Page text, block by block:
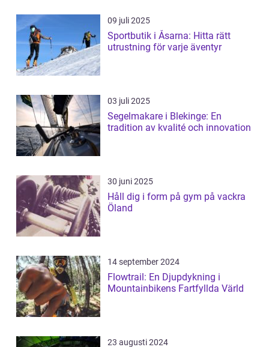
09 juli 2025
Sportbutik i Åsarna: Hitta rätt
utrustning för varje äventyr
03 juli 2025
Segelmakare i Blekinge: En
tradition av kvalité och innovation
30 juni 2025
Håll dig i form på gym på vackra
Öland
14 september 2024
Flowtrail: En Djupdykning i
Mountainbikens Fartfyllda Värld
23 augusti 2024